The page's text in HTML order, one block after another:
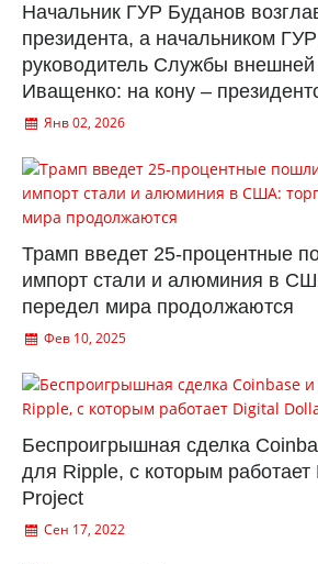
Начальник ГУР Буданов
президента, а начальником
руководитель Службы внешней
Иващенко: на кону –
Янв 02, 2026
Трамп введет 25-процентные
импорт стали и алюминия в
передел мира продолжаются
Фев 10, 2025
Беспроигрышная сделка
для Ripple, с которым работает
Project
Сен 17, 2022